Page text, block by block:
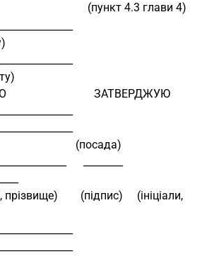
(пункт 4.3 глави 4)
ЗАТВЕРДЖУЮ
(посада)
прізвище)        (підпис)     (ініціали,